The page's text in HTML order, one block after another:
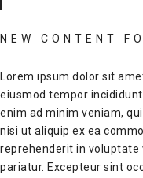
NEW CONTENT
Lorem ipsum dolor sit
eiusmod tempor
enim ad minim veniam,
nisi ut aliquip ex ea
reprehenderit in voluptate
pariatur. Excepteur sint